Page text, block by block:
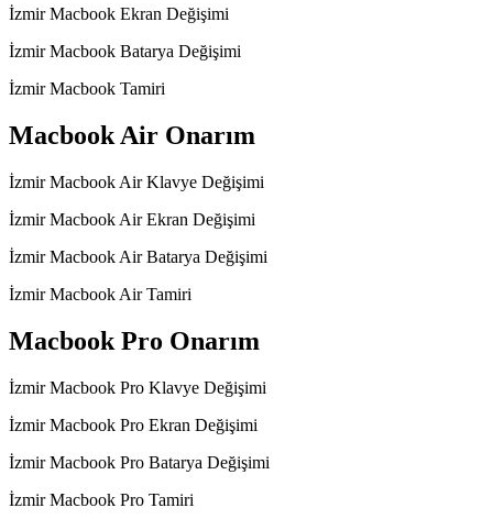
İzmir Macbook Ekran Değişimi
İzmir Macbook Batarya Değişimi
İzmir Macbook Tamiri
Macbook Air Onarım
İzmir Macbook Air Klavye Değişimi
İzmir Macbook Air Ekran Değişimi
İzmir Macbook Air Batarya Değişimi
İzmir Macbook Air Tamiri
Macbook Pro Onarım
İzmir Macbook Pro Klavye Değişimi
İzmir Macbook Pro Ekran Değişimi
İzmir Macbook Pro Batarya Değişimi
İzmir Macbook Pro Tamiri